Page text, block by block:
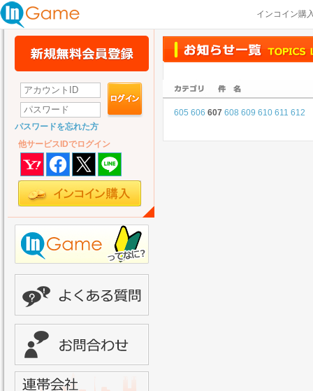
インコイン購
パスワードを忘れた方
他サービスIDでログイン
605 606 607 608 609 610 611 612